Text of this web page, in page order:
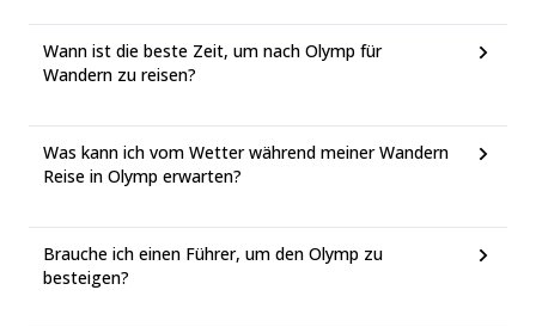
Wann ist die beste Zeit, um nach Olymp für
Wandern zu reisen?
Was kann ich vom Wetter während meiner Wandern
Reise in Olymp erwarten?
Brauche ich einen Führer, um den Olymp zu
besteigen?